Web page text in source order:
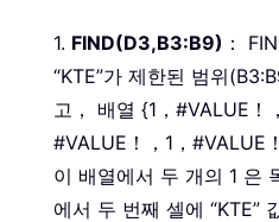
1. FIND(D3,B3:B9) ：
“KTE”가 제한된 범위
고， 배열 {1，#VALUE！
#VALUE！，1，#VALUE
이 배열에서 두 개의 1 은
에서 두 번째 셀에 “KTE”